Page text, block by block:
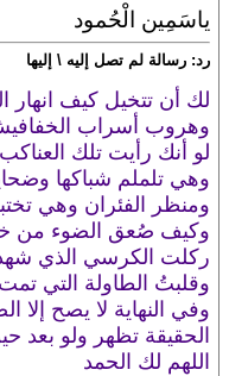
ياسَمِين الْحُمود
رد: رسالة لم تصل إليه \ إليها
لك أن تتخيل كيف
وهروب أسراب
لو أنك رأيت تلك
وهي تلملم شباكها
ومنظر الفئران وهي
وكيف صُعق الضوء من
ركلت الكرسي الذي شهد
وقلبتُ الطاولة التي
وفي النهاية لا يصح إلا
الحقيقة تظهر ولو بعد
اللهم لك الحمد